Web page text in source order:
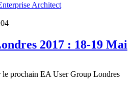
Architect
2017 : 18-19 Mai
le prochain EA User Group Londres